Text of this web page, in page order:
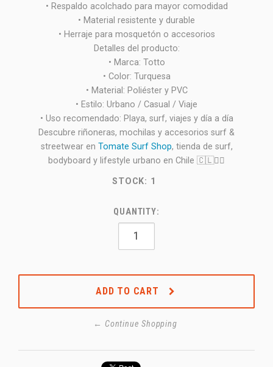
• Respaldo acolchado para mayor comodidad
• Material resistente y durable
• Herraje para mosquetón o accesorios
Detalles del producto:
• Marca: Totto
• Color: Turquesa
• Material: Poliéster y PVC
• Estilo: Urbano / Casual / Viaje
• Uso recomendado: Playa, surf, viajes y día a día
Descubre riñoneras, mochilas y accesorios surf &
streetwear en Tomate Surf Shop, tienda de surf,
bodyboard y lifestyle urbano en Chile 🇨🇱🏄‍♂️
STOCK: 1
QUANTITY:
ADD TO CART
← Continue Shopping